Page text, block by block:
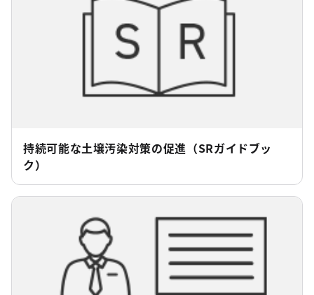
持続可能な土壌汚染対策の促進（SRガイドブッ
ク）